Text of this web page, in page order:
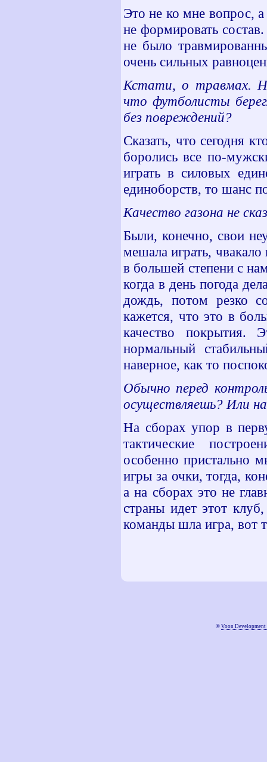
Это не ко мне вопрос,
не формировать
не было
очень сильных
Кстати, о травмах.
что футболисты
без повреждений?
Сказать, что сегодня
боролись все по-
играть в силовых
единоборств, то шанс
Качество газона не
Были, конечно, свои
мешала играть,
в большей степени с
когда в день погода
дождь, потом резко
кажется, что это в
качество
нормальный
наверное, как то
Обычно перед
осуществляешь? Или
На сборах упор в
тактические
особенно пристально
игры за очки, тогда,
а на сборах это не
страны идет этот
команды шла игра, вот
© Voon Development